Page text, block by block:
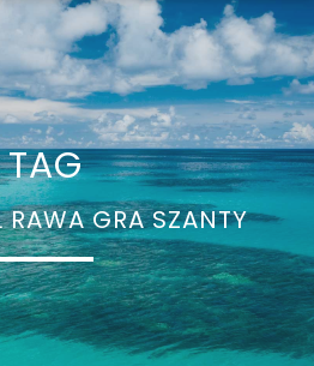
TAG
RAWA GRA SZANTY